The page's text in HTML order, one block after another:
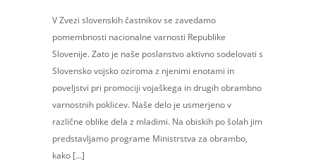
V Zvezi slovenskih častnikov se zavedamo
pomembnosti nacionalne varnosti Republike
Slovenije. Zato je naše poslanstvo aktivno sodelovati s
Slovensko vojsko oziroma z njenimi enotami in
poveljstvi pri promociji vojaškega in drugih obrambno
varnostnih poklicev. Naše delo je usmerjeno v
različne oblike dela z mladimi. Na obiskih po šolah jim
predstavljamo programe Ministrstva za obrambo,
kako […]